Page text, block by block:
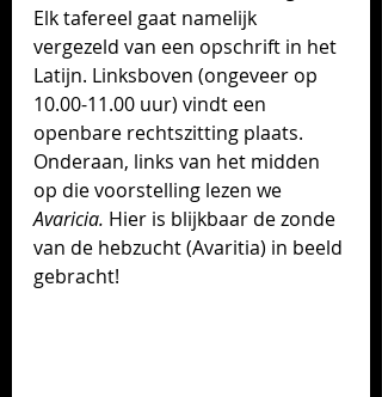
Elk tafereel gaat namelijk
vergezeld van een opschrift in het
Latijn. Linksboven (ongeveer op
10.00-11.00 uur) vindt een
openbare rechtszitting plaats.
Onderaan, links van het midden
op die voorstelling lezen we
Avaricia. Hier is blijkbaar de zonde
van de hebzucht (Avaritia) in beeld
gebracht!